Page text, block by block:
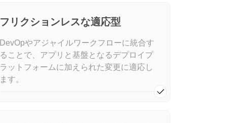
フリクションレスな適応型
DevOpやアジャイルワークフローに統合す
ることで、アプリと基盤となるデプロイプ
ラットフォームに加えられた変更に適応し
ます。